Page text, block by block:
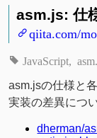
asm.js: 仕
qiita.com/
JavaScript
asm.jsの仕様と
実装の差異につ
dherman/